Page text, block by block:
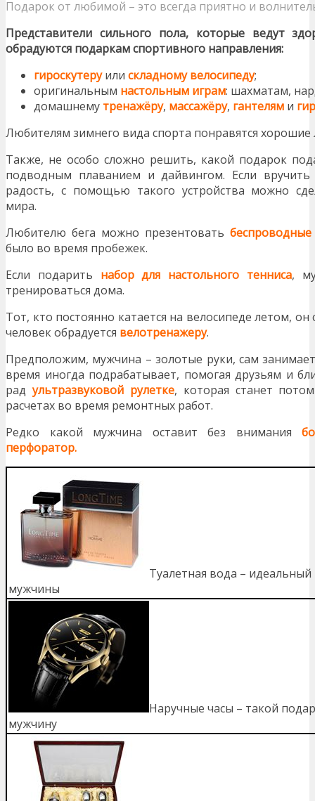
Подарок от любимой – это всегда приятно и
Представители сильного пола, которые ведут
обрадуются подаркам спортивного направления:
гироскутеруили складному велосипеду;
оригинальным настольным играм: шахматам,
домашнему тренажёру, массажёру, гантелям и
Любителям зимнего вида спорта понравятся
Также, не особо сложно решить, какой подарок
подводным плаванием и дайвингом. Если
радость, с помощью такого устройства можно
мира.
Любителю бега можно презентовать
было во время пробежек.
Если подарить набор для настольного тенниса,
тренироваться дома.
Тот, кто постоянно катается на велосипеде летом,
человек обрадуется велотренажеру.
Предположим, мужчина – золотые руки, сам
время иногда подрабатывает, помогая друзьям и
радультразвуковой рулетке, которая станет
расчетах во время ремонтных работ.
Редко какой мужчина оставит без внимания
перфоратор.
Туалетная вода –
мужчины
Наручные часы – такой
мужчину